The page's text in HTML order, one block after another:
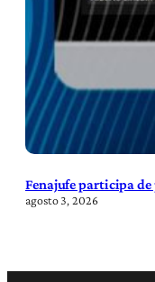
Fenajufe participa
agosto 3, 2026